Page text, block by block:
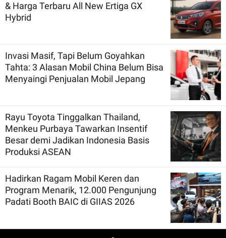
& Harga Terbaru All New Ertiga GX
Hybrid
Invasi Masif, Tapi Belum Goyahkan
Tahta: 3 Alasan Mobil China Belum Bisa
Menyaingi Penjualan Mobil Jepang
Rayu Toyota Tinggalkan Thailand,
Menkeu Purbaya Tawarkan Insentif
Besar demi Jadikan Indonesia Basis
Produksi ASEAN
Hadirkan Ragam Mobil Keren dan
Program Menarik, 12.000 Pengunjung
Padati Booth BAIC di GIIAS 2026